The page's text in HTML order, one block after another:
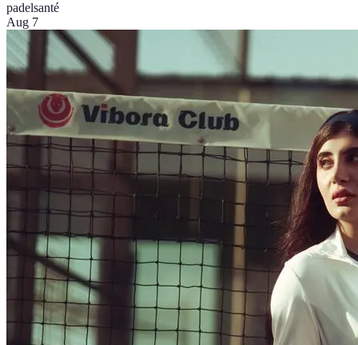
padelsanté
Aug 7